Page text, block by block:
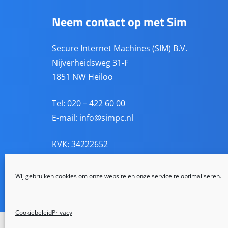
Wij gebruiken cookies om onze website en onze service te optimaliseren.
CookiebeleidPrivacy
Neem contact op met Sim
Secure Internet Machines (SIM) B.V.
Nijverheidsweg 31-F
1851 NW Heiloo
Tel: 020 – 422 60 00
E-mail: info@simpc.nl
KVK: 34222652
BANK: NL81 RABO 0141 8460 62